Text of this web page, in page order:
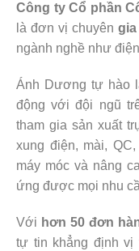
Công ty Cổ phần
là đơn vị chuyên
ngành nghề như
Ánh Dương tự hào
động với đội ngũ
tham gia sản xuất
xung điện, mài,
máy móc và nâng
ứng được mọi nhu
Với hơn 50 đơn
tự tin khẳng định vị